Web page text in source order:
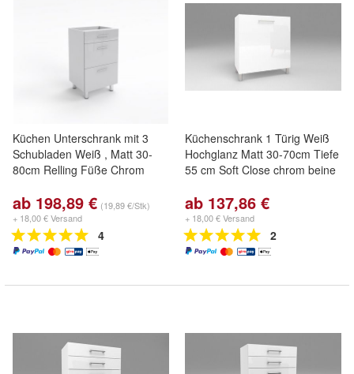
Küchen Unterschrank mit 3
Schubladen Weiß , Matt 30-
80cm Relling Füße Chrom
ab 198,89 € (19,89 €/Stk)
+ 18,00 € Versand
4
Küchenschrank 1 Türig Weiß
Hochglanz Matt 30-70cm Tiefe
55 cm Soft Close chrom beine
ab 137,86 €
+ 18,00 € Versand
2